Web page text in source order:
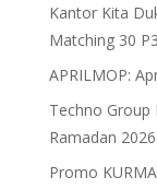
Kantor Kita
Matching 30
APRILMOP:
Techno Group
Ramadan 2026
Promo